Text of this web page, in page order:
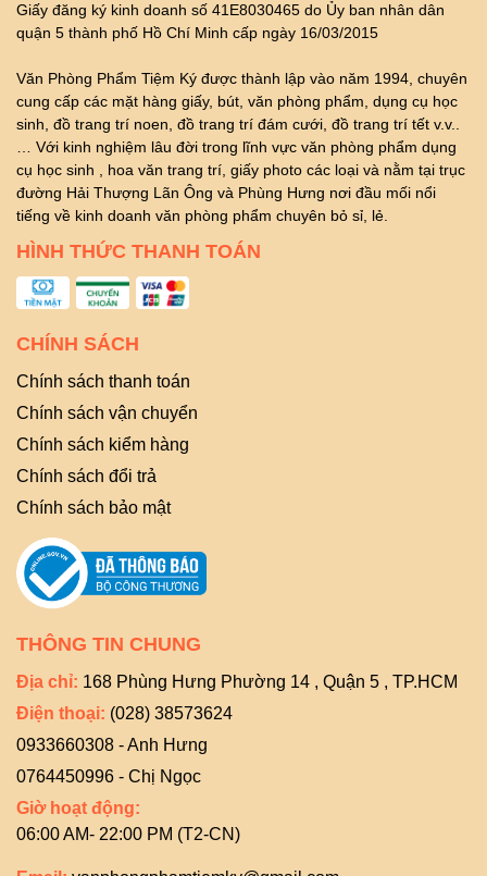
Giấy đăng ký kinh doanh số 41E8030465 do Ủy ban nhân dân
quận 5 thành phố Hồ Chí Minh cấp ngày 16/03/2015
Văn Phòng Phẩm Tiệm Ký được thành lập vào năm 1994, chuyên
cung cấp các mặt hàng giấy, bút, văn phòng phẩm, dụng cụ học
sinh, đồ trang trí noen, đồ trang trí đám cưới, đồ trang trí tết v.v..
… Với kinh nghiệm lâu đời trong lĩnh vực văn phòng phẩm dụng
cụ học sinh , hoa văn trang trí, giấy photo các loại và nằm tại trục
đường Hải Thượng Lãn Ông và Phùng Hưng nơi đầu mối nổi
tiếng về kinh doanh văn phòng phẩm chuyên bỏ sỉ, lẻ.
HÌNH THỨC THANH TOÁN
CHÍNH SÁCH
Chính sách thanh toán
Chính sách vận chuyển
Chính sách kiểm hàng
Chính sách đổi trả
Chính sách bảo mật
THÔNG TIN CHUNG
Địa chỉ: 168 Phùng Hưng Phường 14 , Quận 5 , TP.HCM
Điện thoại: (028) 38573624
0933660308 - Anh Hưng
0764450996 - Chị Ngọc
Giờ hoạt động:
06:00 AM- 22:00 PM (T2-CN)